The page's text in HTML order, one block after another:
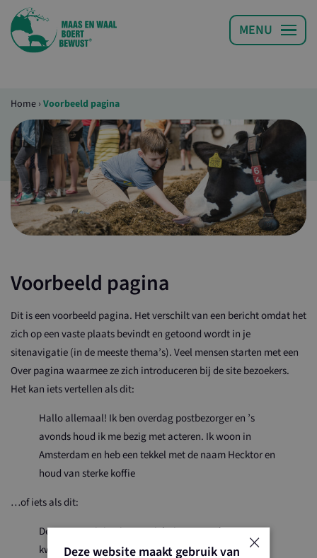
Home › Voorbeeld pagina
Voorbeeld pagina
Dit is een voorbeeld pagina. Het verschilt van een bericht omdat het
zich op een vaste plaats bevindt en getoond wordt in je
sitenavigatie (in de meeste thema’s). Veel mensen starten met een
Over pagina waarmee ze zich introduceren bij de site bezoekers.
Het kan iets vertellen als dit:
Hallo allemaal! Ik ben overdag postbezorger en ’s
avonds houd ik me bezig met acteren. Ik woon in
Amsterdam en heb een tekkel met de naam Hecktor en
houd van sterke koffie
…of iets als dit:
De XYZ vereniging is opgericht in 1971 en levert
kwaliteit aan de leden. De vereniging kent sinds de
×
Deze website maakt gebruik van